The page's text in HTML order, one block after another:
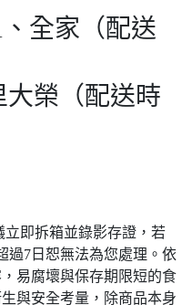
全家（配送
榮（配送時
即拆箱並錄影存證，若
過7日恕無法為您處理。依
易腐壞與保存期限短的食
與安全考量，除商品本身